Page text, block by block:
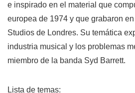
e inspirado en el material que
europea de 1974 y que grabaron
Studios de Londres. Su temática
industria musical y los problemas
miembro de la banda Syd Barrett.
Lista de temas: